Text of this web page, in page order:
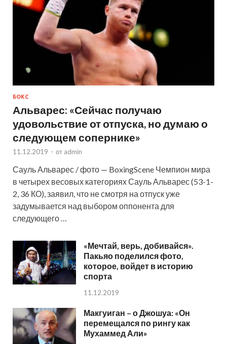
БОКС
Альварес: «Сейчас получаю
удовольствие от отпуска, но думаю о
следующем сопернике»
11.12.2019 - от admin
Сауль Альварес / фото — BoxingScene Чемпион мира
в четырех весовых категориях Сауль Альварес (53-1-
2, 36 КО), заявил, что не смотря на отпуск уже
задумывается над выбором оппонента для
следующего …
«Мечтай, верь, добивайся».
Пакьяо поделился фото,
которое, войдет в историю
спорта
11.12.2019
Макгуиган – о Джошуа: «Он
перемещался по рингу как
Мухаммед Али»